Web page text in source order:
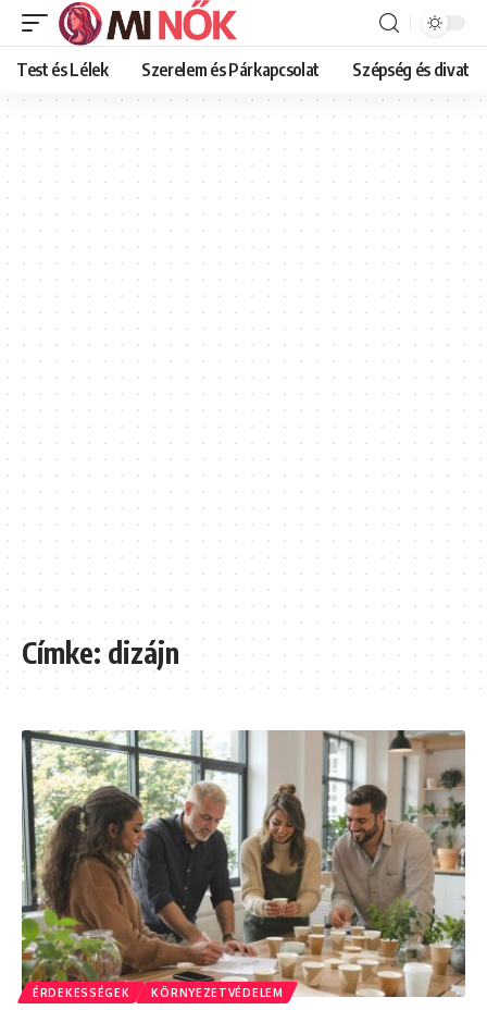
Test és Lélek Szerelem és Párkapcsolat Szépség és divat
Címke:dizájn
ÉRDEKESSÉGEK KÖRNYEZETVÉDELEM